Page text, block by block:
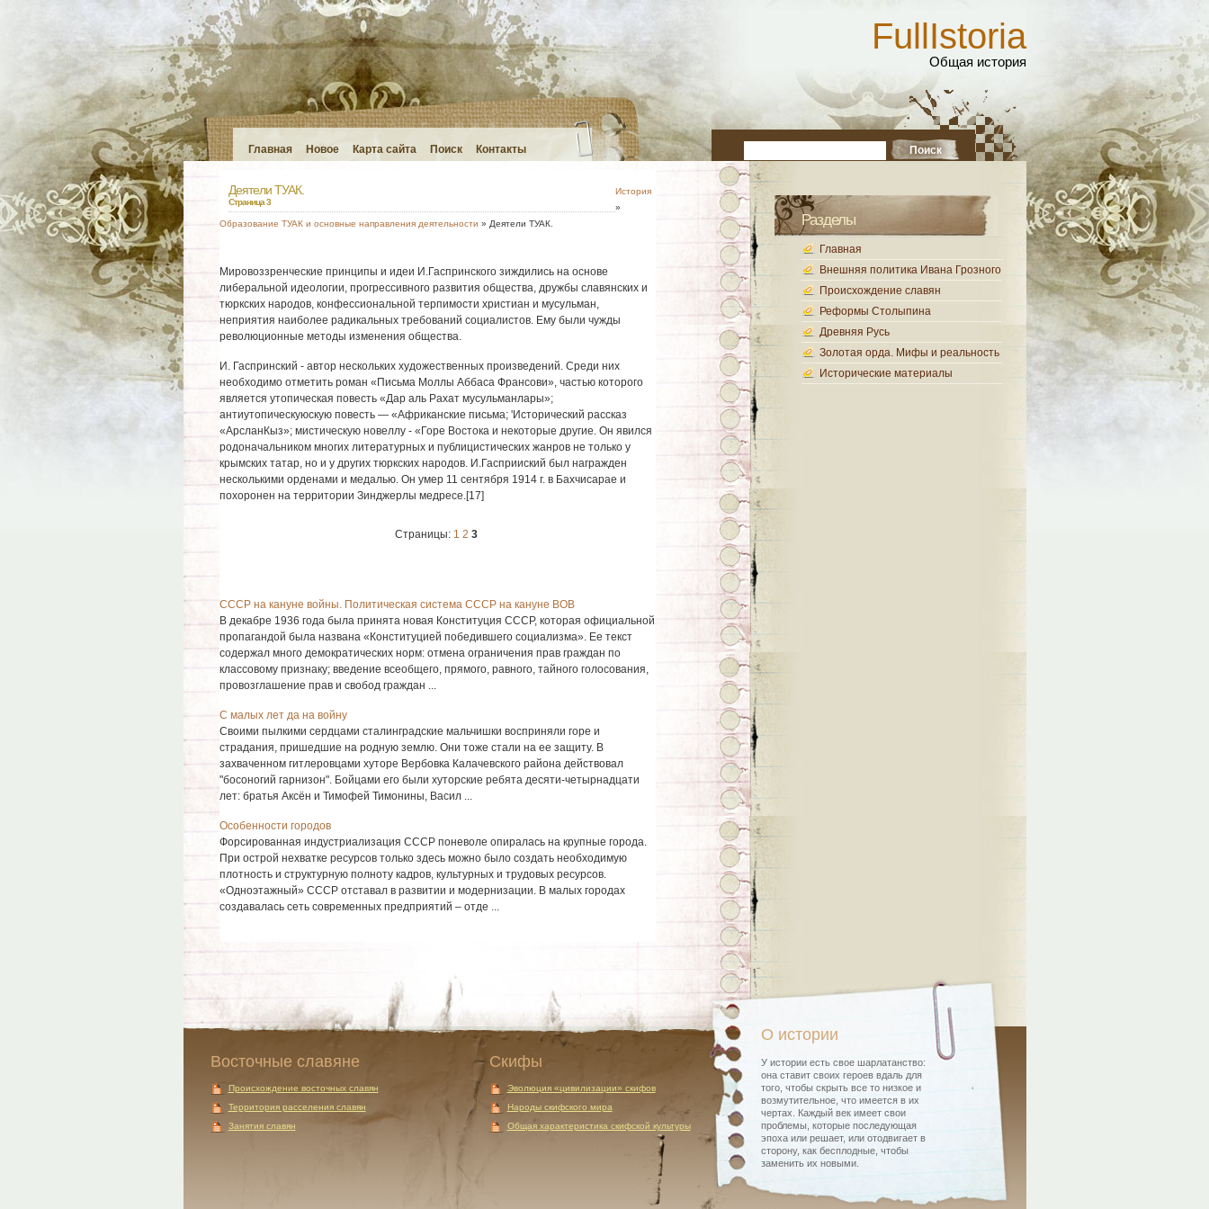
FullIstoria
Общая история
Главная Новое Карта сайта Поиск Контакты
Деятели ТУАК.
Страница 3
История
»
Образование ТУАК и основные направления деятельности » Деятели ТУАК.
Мировоззренческие принципы и идеи И.Гаспринского зиждились на ос­нове
либеральной идеологии, прогрессивного развития общества, дружбы сла­вянских и
тюркских народов, конфессиональной терпимости христиан и му­сульман,
неприятия наиболее радикальных требований социалистов. Ему были чужды
революционные методы изменения общества.
И. Гаспринский - автор нескольких художественных произведений. Сре­ди них
необходимо отметить роман «Письма Моллы Аббаса Франсови», час­тью которого
является утопическая повесть «Дар аль Рахат мусульманлары»;
антиутопическуюскую повесть — «Африканские письма; 'Исторический рассказ
«АрсланКыз»; мистическую новеллу - «Горе Востока и некоторые другие. Он явился
родоначальником многих литературных и публицистических жан­ров не только у
крымских татар, но и у других тюркских народов. И.Гасприиский был награжден
несколькими орденами и медалью. Он умер 11 сентября 1914 г. в Бахчисарае и
похоронен на территории Зинджерлы медресе.[17]
Страницы: 1 2 3
СССР на кануне войны. Политическая система СССР на кануне ВОВ
В декабре 1936 года была принята новая Конституция СССР, которая официальной
пропагандой была названа «Конституцией победившего социализма». Ее текст
содержал много демократических норм: отмена ограничения прав граждан по
классовому признаку; введение всеобщего, прямого, равного, тайного голосования,
провозглашение прав и свобод граждан ...
С малых лет да на войну
Своими пылкими сердцами сталинградские мальчишки восприняли горе и
страдания, пришедшие на родную землю. Они тоже стали на ее защиту. В
захваченном гитлеровцами хуторе Вербовка Калачевского района действовал
"босоногий гарнизон". Бойцами его были хуторские ребята десяти-четырнадцати
лет: братья Аксён и Тимофей Тимонины, Васил ...
Особенности городов
Форсированная индустриализация СССР поневоле опиралась на крупные города.
При острой нехватке ресурсов только здесь можно было создать необходимую
плотность и структурную полноту кадров, культурных и трудовых ресурсов.
«Одноэтажный» СССР отставал в развитии и модернизации. В малых городах
создавалась сеть современных предприятий – отде ...
Разделы
Главная
Внешняя политика Ивана Грозного
Происхождение славян
Реформы Столыпина
Древняя Русь
Золотая орда. Мифы и реальность
Исторические материалы
Восточные славяне
Происхождение восточных славян
Территория расселения славян
Занятия славян
Скифы
Эволюция «цивилизации» скифов
Народы скифского мира
Общая характеристика скифской культуры
О истории
У истории есть свое шарлатанство:
она ставит своих героев вдаль для
того, чтобы скрыть все то низкое и
возмутительное, что имеется в их
чертах. Каждый век имеет свои
проблемы, которые последующая
эпоха или решает, или отодвигает в
сторону, как бесплодные, чтобы
заменить их новыми.